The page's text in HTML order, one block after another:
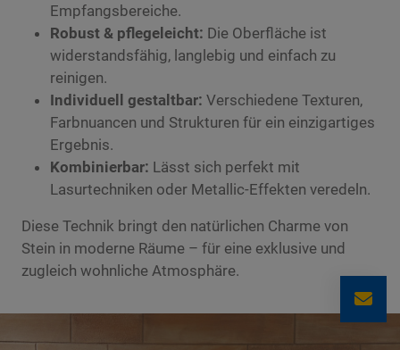
Empfangsbereiche.
Robust & pflegeleicht: Die Oberfläche ist
widerstandsfähig, langlebig und einfach zu
reinigen.
Individuell gestaltbar: Verschiedene Texturen,
Farbnuancen und Strukturen für ein einzigartiges
Ergebnis.
Kombinierbar: Lässt sich perfekt mit
Lasurtechniken oder Metallic-Effekten veredeln.
Diese Technik bringt den natürlichen Charme von
Stein in moderne Räume – für eine exklusive und
zugleich wohnliche Atmosphäre.